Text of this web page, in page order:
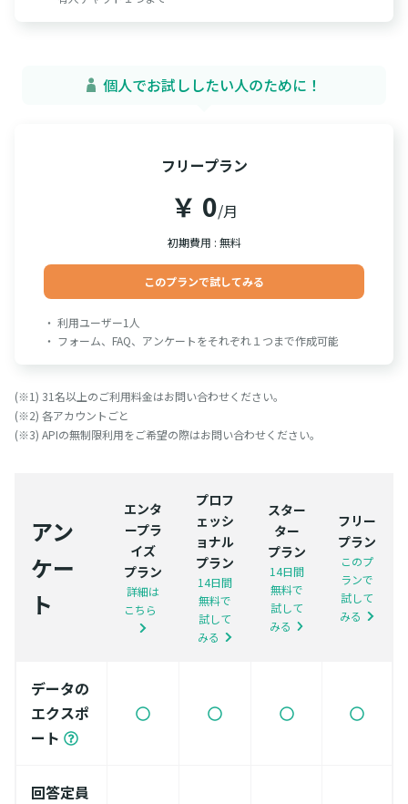
個人でお試ししたい人のために！
フリープラン
￥ 0/月
初期費用 : 無料
このプランで試してみる
・ 利用ユーザー1人
・ フォーム、FAQ、アンケートをそれぞれ１つまで作成可能
(※1) 31名以上のご利用料金はお問い合わせください。
(※2) 各アカウントごと
(※3) APIの無制限利用をご希望の際はお問い合わせください。
アン
ケー
ト
エンタ
ープラ
イズ
プラン
詳細は
こちら
プロフ
ェッシ
ョナル
プラン
14日間
無料で
試して
みる
スター
ター
プラン
14日間
無料で
試して
みる
フリー
プラン
このプ
ランで
試して
みる
データの
エクスポ
ート
回答定員